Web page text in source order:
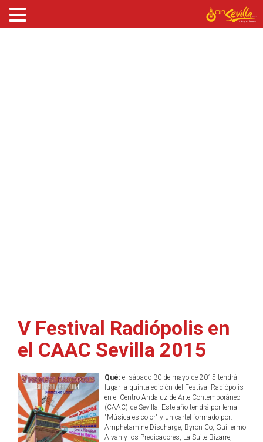
V Festival Radiópolis en
el CAAC Sevilla 2015
Qué:el sábado 30 de mayo de 2015 tendrá
lugar la quinta edición del Festival Radiópolis
en el Centro Andaluz de Arte Contemporáneo
(CAAC) de Sevilla. Este año tendrá por lema
"Música es color" y un cartel formado por:
Amphetamine Discharge, Byron Co, Guillermo
Alvah y los Predicadores, La Suite Bizarre,